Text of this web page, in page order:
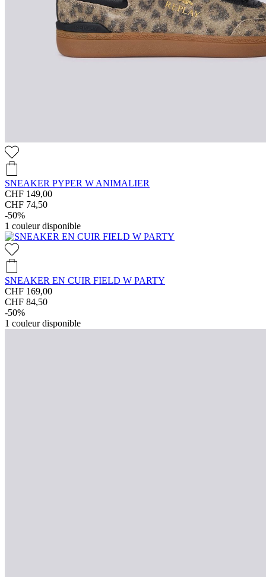
SNEAKER PYPER W ANIMALIER
CHF 149,00
CHF 74,50
-50%
1 couleur disponible
SNEAKER EN CUIR FIELD W PARTY
CHF 169,00
CHF 84,50
-50%
1 couleur disponible